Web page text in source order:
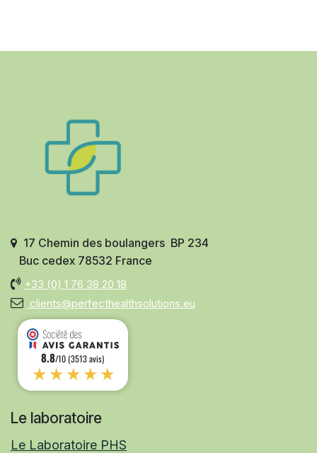
17 Chemin des boulangers BP 234
Buc cedex 78532 France
+33 (0) 1 76 38 20 18
clients@perfecthealthsolutions.eu
8.8/10 (3513 avis)
★★★★★
Le laboratoire
Le Laboratoire PHS